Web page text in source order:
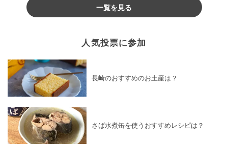
一覧を見る
人気投票に参加
長崎のおすすめのお土産は？
さば水煮缶を使うおすすめレシピは？